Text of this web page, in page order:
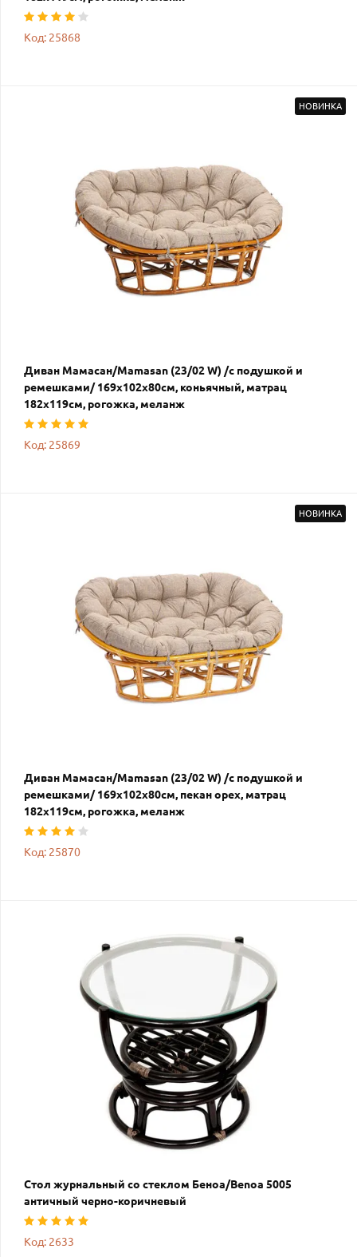
Код: 25868
НОВИНКА
Диван Мамасан/Mamasan (23/02 W) /с подушкой и
ремешками/ 169х102х80см, коньячный, матрац
182х119см, рогожка, меланж
Код: 25869
НОВИНКА
Диван Мамасан/Mamasan (23/02 W) /с подушкой и
ремешками/ 169х102х80см, пекан орех, матрац
182х119см, рогожка, меланж
Код: 25870
Стол журнальный со стеклом Беноа/Benoa 5005
античный черно-коричневый
Код: 2633